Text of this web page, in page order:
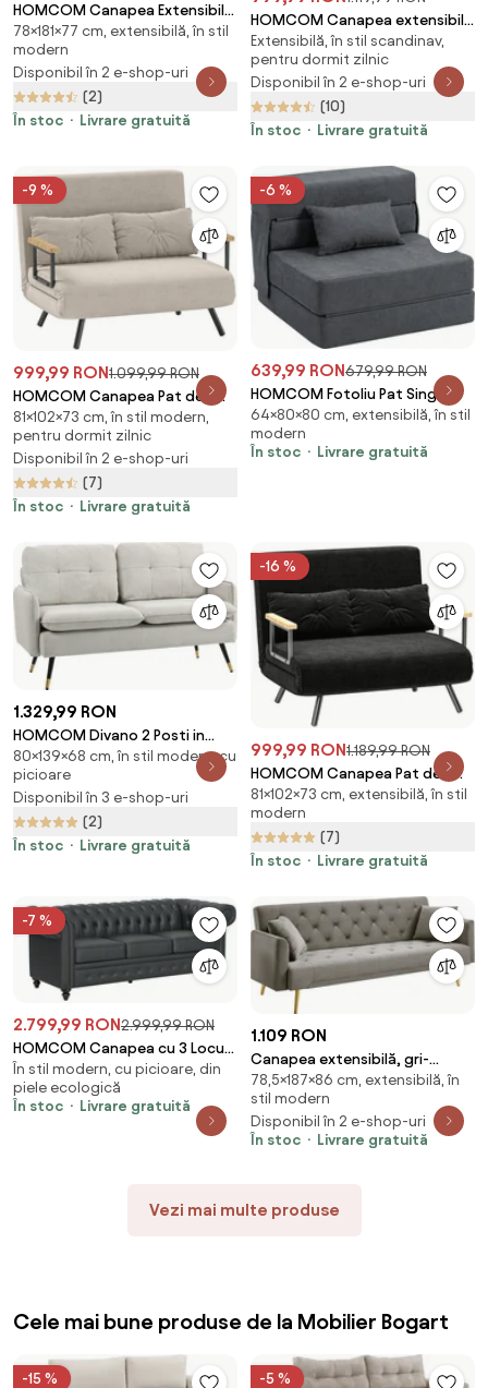
HOMCOM Canapea Extensibilă
cu 3 Locuri, 2 Brațe Detașabile
și Suport pentru Pahare,
181x77x78 cm, Gri antracit |
Aosom Romania
78×181×77 cm, extensibilă, în stil
modern
Disponibil în 2 e-shop-uri
(2)
În stoc
Livrare gratuită
HOMCOM Canapea extensibila
extensibila cu 3 locuri in stil
scandinav, cu 2 cotiere
detasabile si tapiterie, bej |
Aosom Romania
Extensibilă, în stil scandinav,
pentru dormit zilnic
Disponibil în 2 e-shop-uri
(10)
În stoc
Livrare gratuită
-9 %
999,99 RON 1.099,99 RON
HOMCOM Canapea Pat de 2
Locuri cu Spătar Reglabil pe 5
Nivele și 2 Perne din Material
Capitonat, 102x73x81 cm, Crem
Alb | Aosom Romania
81×102×73 cm, în stil modern,
pentru dormit zilnic
Disponibil în 2 e-shop-uri
(7)
În stoc
Livrare gratuită
-6 %
639,99 RON679,99 RON
HOMCOM Fotoliu Pat Single
Pliabil Modern, Fotoliu de Podea
Compact Convertibil în
Șezlong și Saltea, Pat pentru
64×80×80 cm, extensibilă, în stil
modern
În stoc
Livrare gratuită
1.329,99 RON
HOMCOM Divano 2 Posti in
Tessuto Effetto Lino con
Braccioli e Cuscini Imbottiti,
Divanetto 2 Posti Moderno con
Gambe in Acciaio, per Ufficio,
Soggiorno, Salotto e Camera
80×139×68 cm, în stil modern, cu
picioare
Disponibil în 3 e-shop-uri
(2)
În stoc
Livrare gratuită
-16 %
999,99 RON1.189,99 RON
HOMCOM Canapea Pat de 2
Locuri cu Spătar Reglabil pe 5
Nivele și 2 Perne din Material
Capitonat, 102x73x81 cm,
Negru | Aosom Romania
81×102×73 cm, extensibilă, în stil
modern
(7)
În stoc
Livrare gratuită
-7 %
2.799,99 RON2.999,99 RON
HOMCOM Canapea cu 3 Locuri,
Brațe și Tapițerie Groasă,
213x86x79 cm, Negru | Aosom
Romania
În stil modern, cu picioare, din
piele ecologică
În stoc
Livrare gratuită
1.109 RON
Canapea extensibilă, gri-
maroniu Taupe/gold crom-
auriu, ALISIA
78,5×187×86 cm, extensibilă, în
stil modern
Disponibil în 2 e-shop-uri
În stoc
Livrare gratuită
Vezi mai multe produse
Cele mai bune produse de la Mobilier Bogart
-15 % -5 %